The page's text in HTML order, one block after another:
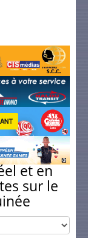
et en
sur le